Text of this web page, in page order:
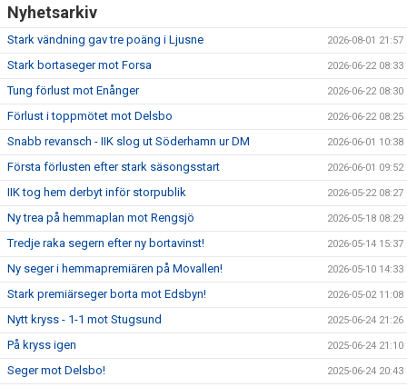
Nyhetsarkiv
Stark vändning gav tre poäng i Ljusne 2026-08-01 21:57
Stark bortaseger mot Forsa 2026-06-22 08:33
Tung förlust mot Enånger 2026-06-22 08:30
Förlust i toppmötet mot Delsbo 2026-06-22 08:25
Snabb revansch - IIK slog ut Söderhamn ur DM 2026-06-01 10:38
Första förlusten efter stark säsongsstart 2026-06-01 09:52
IIK tog hem derbyt inför storpublik 2026-05-22 08:27
Ny trea på hemmaplan mot Rengsjö 2026-05-18 08:29
Tredje raka segern efter ny bortavinst! 2026-05-14 15:37
Ny seger i hemmapremiären på Movallen! 2026-05-10 14:33
Stark premiärseger borta mot Edsbyn! 2026-05-02 11:08
Nytt kryss - 1-1 mot Stugsund 2025-06-24 21:26
På kryss igen 2025-06-24 21:10
Seger mot Delsbo! 2025-06-24 20:43